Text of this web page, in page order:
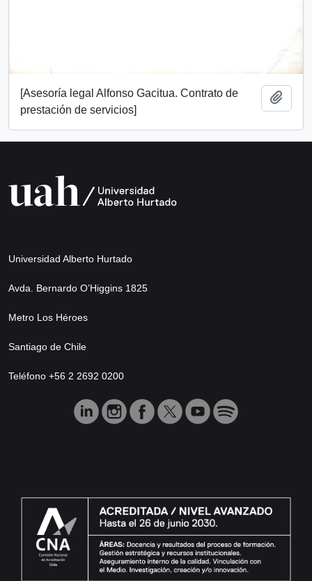
[Asesoría legal Alfonso Gacitua. Contrato de
prestación de servicios]
Universidad Alberto Hurtado
Avda. Bernardo O’Higgins 1825
Metro Los Héroes
Santiago de Chile
Teléfono +56 2 2692 0200